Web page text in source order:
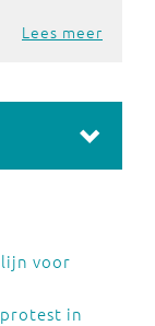
Lees meer
voor
in